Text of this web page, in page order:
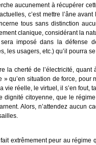
aucunement à récupérer
c’est mettre l’âne
tous sans distinction
clanique, considérant la
imposé dans la défense
les usagers, etc.) qu’il pourra
la cherté de l’électricité,
» qu’en situation de force,
vie réelle, le virtuel, il s’en
dignité citoyenne, que le
Alors, n’attendez aucun
extrêmement peur au